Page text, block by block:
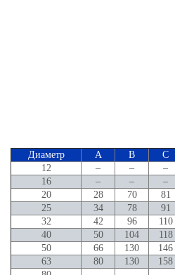
Диаметр A B C
12
– – –
16
– – –
20
28 70 81
25
34 78 91
32
42 96 110
40
50 104 118
50
66 130 146
63
80 130 158